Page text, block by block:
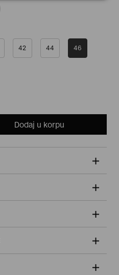
42 44 46
Dodaj u korpu